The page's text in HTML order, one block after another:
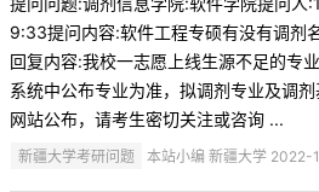
9:33提问内容:软件工程专硕有没有调剂
回复内容:我校一志愿上线生源不足的专
系统中公布专业为准，拟调剂专业及调
网站公布，请考生密切关注或咨询 ...
新疆大学考研问题 本站小编 新疆大学 2022-